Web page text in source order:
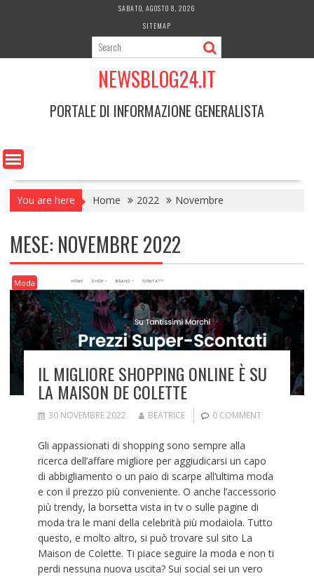
SABATO, AGOSTO 8, 2026
SITEMAP
NEWSBLOG24.IT
PORTALE DI INFORMAZIONE GENERALISTA
You are here Home 2022 Novembre
MESE: NOVEMBRE 2022
Moda
IL MIGLIORE SHOPPING ONLINE È SU
LA MAISON DE COLETTE
30 NOVEMBRE 2022 BEATRICE 0 COMMENT
Gli appassionati di shopping sono sempre alla
ricerca dell’affare migliore per aggiudicarsi un capo
di abbigliamento o un paio di scarpe all’ultima moda
e con il prezzo più conveniente. O anche l’accessorio
più trendy, la borsetta vista in tv o sulle pagine di
moda tra le mani della celebrità più modaiola. Tutto
questo, e molto altro, si può trovare sul sito La
Maison de Colette. Ti piace seguire la moda e non ti
perdi nessuna nuova uscita? Sui social sei un vero